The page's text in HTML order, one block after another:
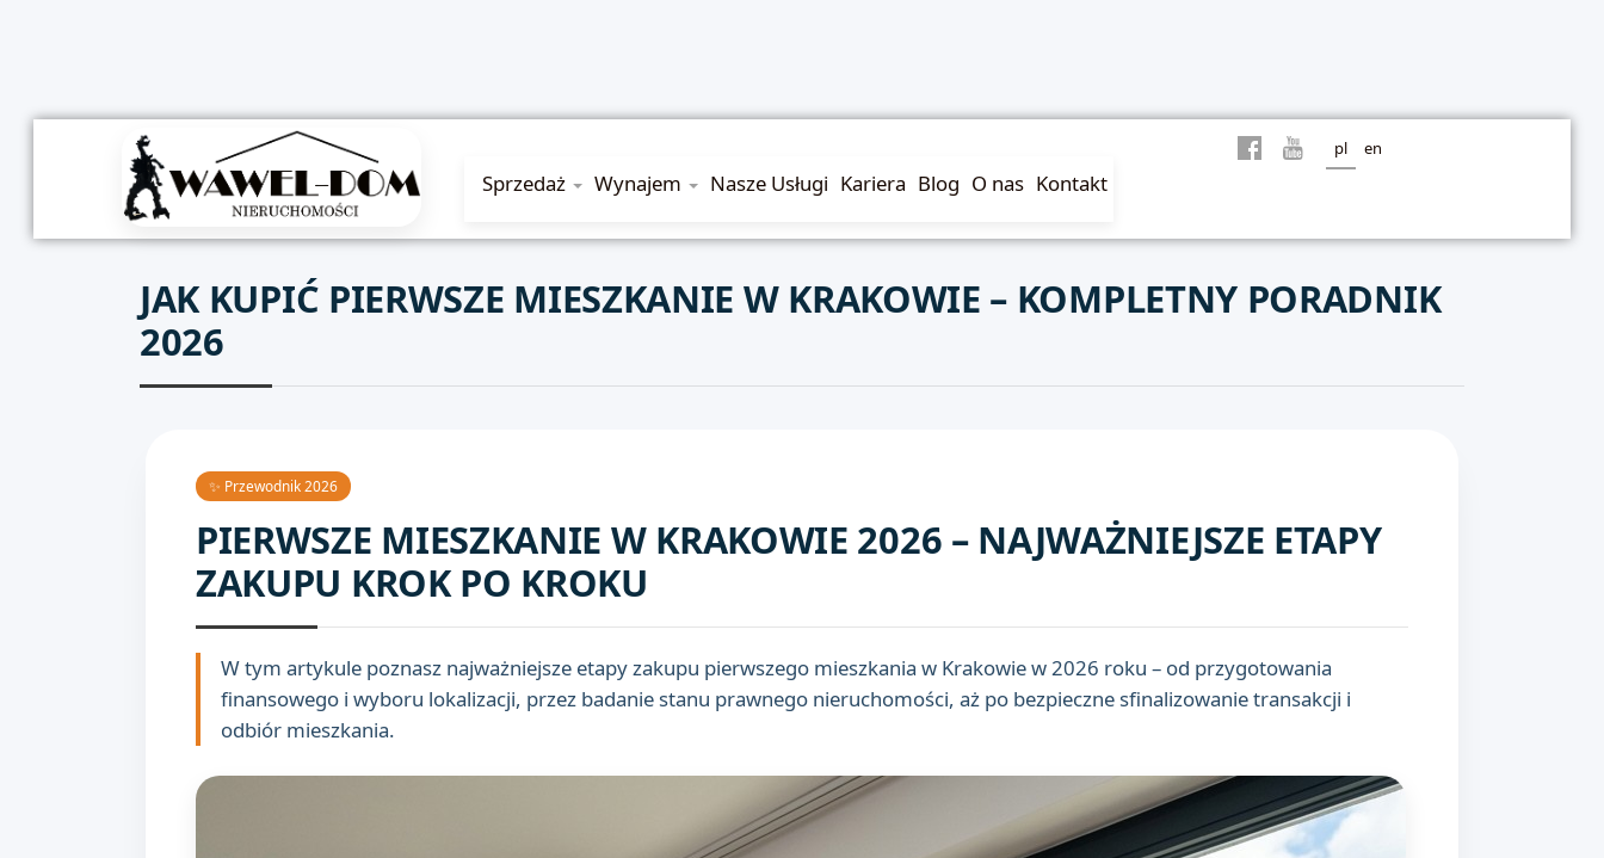
Sprzedaż Wynajem Nasze Usługi Kariera Blog O nas Kontakt
pl en
JAK KUPIĆ PIERWSZE MIESZKANIE W KRAKOWIE – KOMPLETNY PORADNIK
2026
✨ Przewodnik 2026
PIERWSZE MIESZKANIE W KRAKOWIE 2026 – NAJWAŻNIEJSZE ETAPY
ZAKUPU KROK PO KROKU
W tym artykule poznasz najważniejsze etapy zakupu pierwszego mieszkania w Krakowie w 2026 roku – od przygotowania
finansowego i wyboru lokalizacji, przez badanie stanu prawnego nieruchomości, aż po bezpieczne sfinalizowanie transakcji i
odbiór mieszkania.